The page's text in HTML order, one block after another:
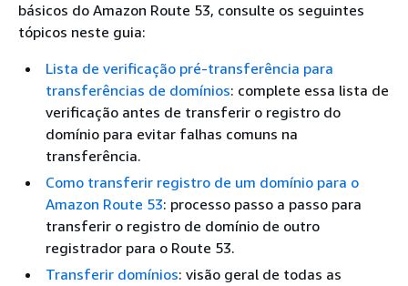
básicos do Amazon Route 53, consulte os seguintes
tópicos neste guia:
Lista de verificação pré-transferência para
transferências de domínios: complete essa lista de
verificação antes de transferir o registro do
domínio para evitar falhas comuns na
transferência.
Como transferir registro de um domínio para o
Amazon Route 53: processo passo a passo para
transferir o registro de domínio de outro
registrador para o Route 53.
Transferir domínios: visão geral de todas as